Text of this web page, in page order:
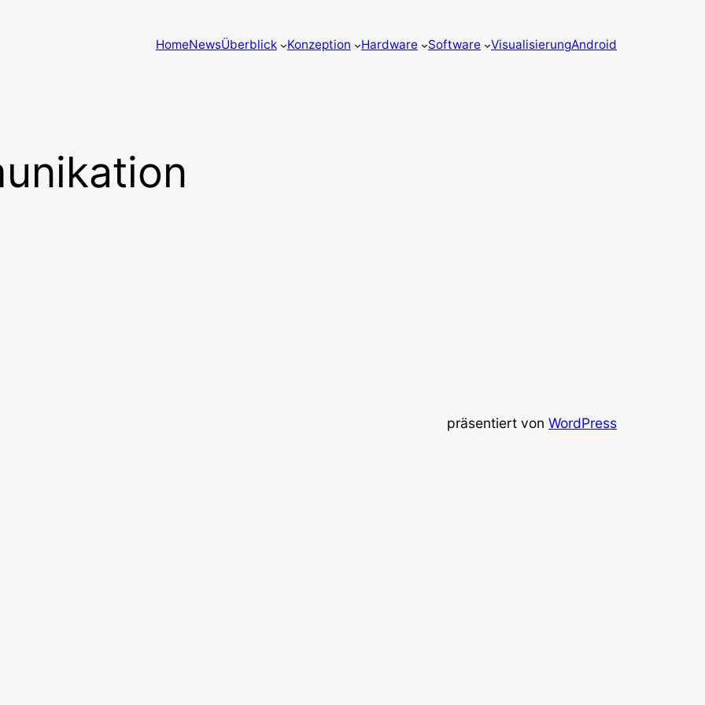
HomeNewsÜberblick Konzeption Hardware Software VisualisierungAndroid
präsentiert von WordPress